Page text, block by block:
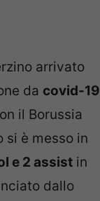
arrivato
da covid-19
il Borussia
si è messo in
e 2 assist in
dallo